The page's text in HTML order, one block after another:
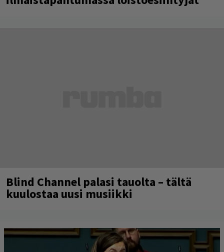
Blind Channel palasi tauolta – tältä
kuulostaa uusi musiikki